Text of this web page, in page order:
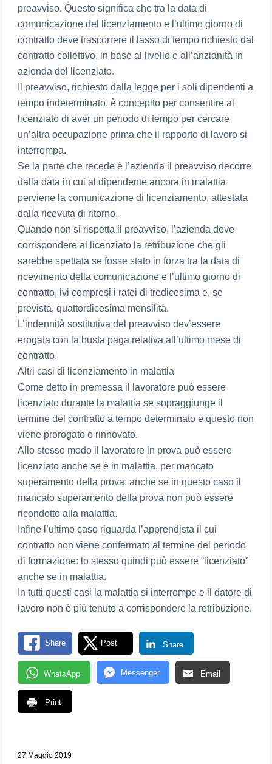
preavviso. Questo significa che tra la data di
comunicazione del licenziamento e l’ultimo giorno di
contratto deve trascorrere il lasso di tempo richiesto dal
contratto collettivo, in base al livello e all’anzianità in
azienda del licenziato.
Il preavviso, richiesto dalla legge per i soli dipendenti a
tempo indeterminato, è concepito per consentire al
licenziato di aver un periodo di tempo per cercare
un’altra occupazione prima che il rapporto di lavoro si
interrompa.
Se la parte che recede è l’azienda il preavviso decorre
dalla data in cui al dipendente ancora in malattia
perviene la comunicazione di licenziamento, attestata
dalla ricevuta di ritorno.
Quando non si rispetta il preavviso, l’azienda deve
corrispondere al licenziato la retribuzione che gli
sarebbe spettata se fosse stato in forza tra la data di
ricevimento della comunicazione e l’ultimo giorno di
contratto, ivi compresi i ratei di tredicesima e, se
prevista, quattordicesima mensilità.
L’indennità sostitutiva del preavviso dev’essere
erogata con la busta paga relativa all’ultimo mese di
contratto.
Altri casi di licenziamento in malattia
Come detto in premessa il lavoratore può essere
licenziato durante la malattia se sopraggiunge il
termine del contratto a tempo determinato e questo non
viene prorogato o rinnovato.
Allo stesso modo il lavoratore in prova può essere
licenziato anche se è in malattia, per mancato
superamento della prova; anche se in questo caso il
mancato superamento della prova non può essere
ricondotto alla malattia.
Infine l’ultimo caso riguarda l’apprendista il cui
contratto non viene confermato al termine del periodo
di formazione: lo stesso quindi può essere “licenziato”
anche se in malattia.
In tutti questi casi la malattia si interrompe e il datore di
lavoro non è più tenuto a corrispondere la retribuzione.
Share Post Share
WhatsApp Messenger Email
Print
27 Maggio 2019